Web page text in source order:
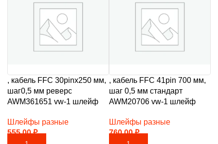
, кабель FFC 30pinх250 мм,
шаг0,5 мм реверс
AWM361651 vw-1 шлейф
Шлейфы разные
555,00₽
, кабель FFC 41pin 700 мм,
шаг 0,5 мм стандарт
AWM20706 vw-1 шлейф
Шлейфы разные
760,00₽